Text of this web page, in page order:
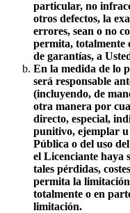
particular, no
otros defectos, la
errores, sean o no
permita, totalmente
de garantías, a
En la medida de lo
será responsable
(incluyendo, de
otra manera por
directo, especial,
punitivo, ejemplar
Pública o del uso
el Licenciante haya
tales pérdidas,
permita la
totalmente o en
limitación.